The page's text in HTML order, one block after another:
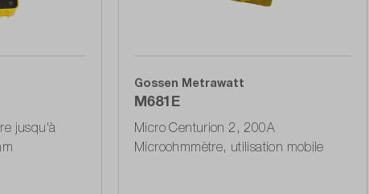
jusqu'à
Gossen Metrawatt
M681E
Micro Centurion 2, 200A
Microohmmètre, utilisation mobile